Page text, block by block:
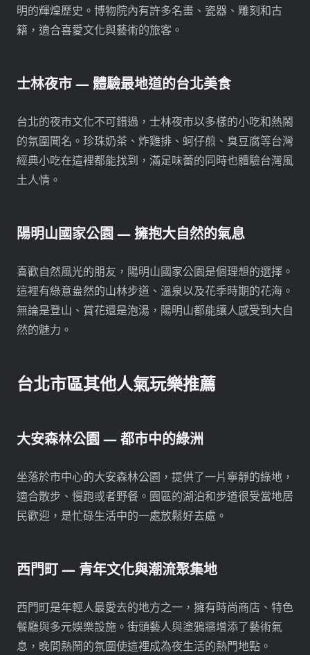
明的輝煌歷史。博物院內有許多名畫、瓷器、雕刻和古
籍，適合喜愛文化與藝術的旅客。
士林夜市 — 體驗最地道的台北美食
台北的夜市文化不可錯過，士林夜市以多樣的小吃和熱鬧
的氛圍聞名。珍珠奶茶、炸雞排、蚵仔煎、臭豆腐等台灣
經典小吃在這裡都能找到，滿足味蕾的同時也體驗台灣風
土人情。
陽明山國家公園 — 擁抱大自然的氣息
喜歡自然風光的朋友，陽明山國家公園是個理想的選擇。
這裡有綠意盎然的山林步道、溫泉以及花季時期的花海。
無論是登山、賞花還是泡湯，陽明山都能讓人感受到大自
然的魅力。
台北市區其他人氣玩樂推薦
大安森林公園 — 都市中的綠洲
坐落於市中心的大安森林公園，提供了一片寧靜的綠地，
適合散步、慢跑或者野餐。園區的湖泊和步道很受當地居
民歡迎，是忙碌生活中的一處放鬆好去處。
西門町 — 青年文化與潮流聚集地
西門町是年輕人最愛去的地方之一，擁有時尚商店、特色
餐廳與多元娛樂設施。街頭藝人與塗鴉牆增添了藝術氣
息，晚間熱鬧的氛圍使這裡成為夜生活的熱門地點。